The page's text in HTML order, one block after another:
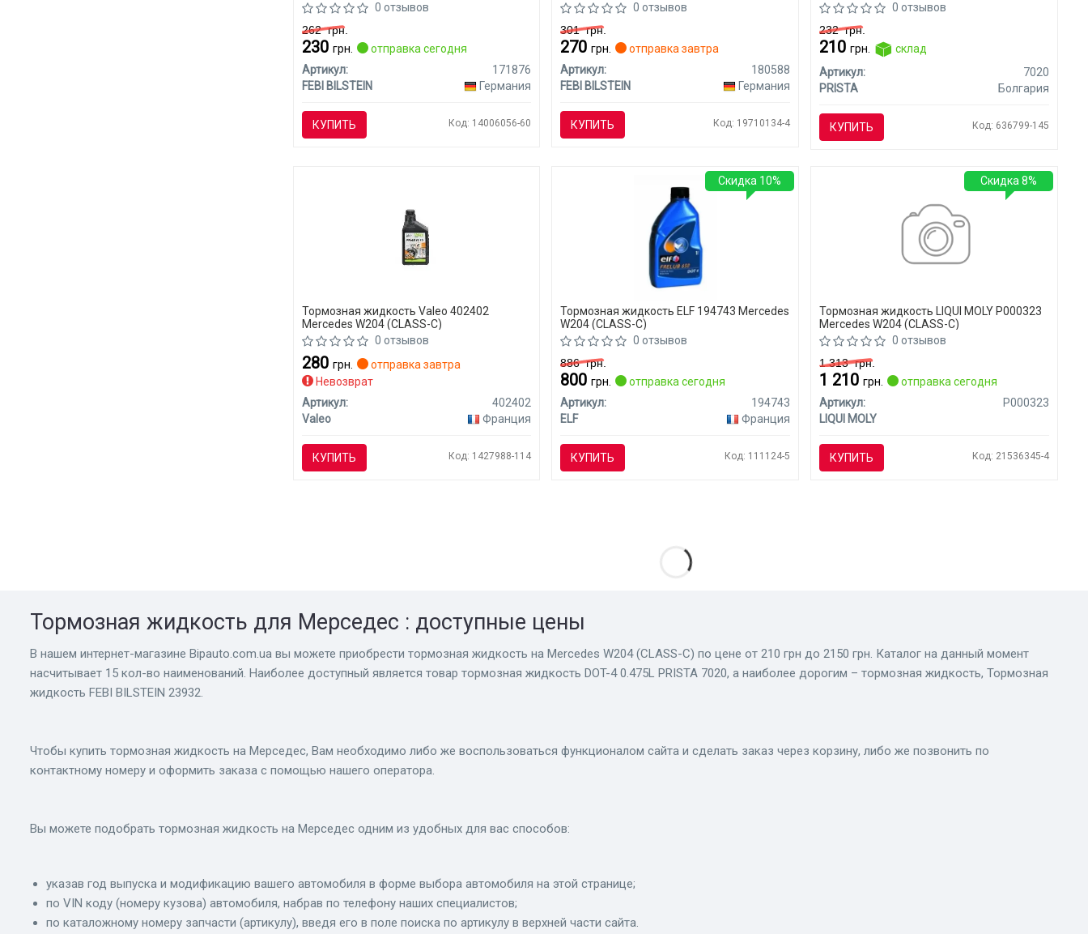
0 отзывов
262грн.
230 грн.
отправка сегодня
Артикул:
171876
FEBI BILSTEIN
Германия
КУПИТЬ Код: 14006056-60
0 отзывов
301грн.
270грн.
отправка завтра
Артикул:
180588
FEBI BILSTEIN
Германия
КУПИТЬ Код: 19710134-4
0 отзывов
232грн.
210грн.
склад
Артикул:
7020
PRISTA
Болгария
КУПИТЬ Код: 636799-145
Тормозная жидкость Valeo 402402
Mercedes W204 (CLASS-C)
0 отзывов
280 грн.
отправка завтра
Невозврат
Артикул:
402402
Valeo
Франция
КУПИТЬ Код: 1427988-114
Тормозная жидкость ELF 194743 Mercedes
W204 (CLASS-C)
0 отзывов
886грн.
800грн.
отправка сегодня
Артикул:
194743
ELF
Франция
КУПИТЬ Код: 111124-5
Скидка 10%
Тормозная жидкость LIQUI MOLY P000323
Mercedes W204 (CLASS-C)
0 отзывов
1 313грн.
1 210грн.
отправка сегодня
Артикул:
P000323
LIQUI MOLY
КУПИТЬ Код: 21536345-4
Скидка 8%
Тормозная жидкость для Мерседес : доступные цены
В нашем интернет-магазине Bіpauto.com.ua вы можете приобрести тормозная жидкость на Mercedes W204 (CLASS-C) по цене от 210 грн до 2150 грн. Каталог на данный момент
насчитывает 15 кол-во наименований. Наиболее доступный является товар тормозная жидкость DOT-4 0.475L PRISTA 7020, а наиболее дорогим – тормозная жидкость, Тормозная
жидкость FEBI BILSTEIN 23932.
Чтобы купить тормозная жидкость на Мерседес, Вам необходимо либо же воспользоваться функционалом сайта и сделать заказ через корзину, либо же позвонить по
контактному номеру и оформить заказа с помощью нашего оператора.
Вы можете подобрать тормозная жидкость на Мерседес одним из удобных для вас способов:
указав год выпуска и модификацию вашего автомобиля в форме выбора автомобиля на этой странице;
по VIN коду (номеру кузова) автомобиля, набрав по телефону наших специалистов;
по каталожному номеру запчасти (артикулу), введя его в поле поиска по артикулу в верхней части сайта.